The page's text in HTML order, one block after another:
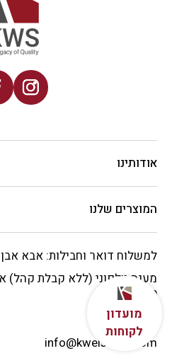
אודותינו
המוצרים שלנו
למשלוח דואר וחבילות: אבא אבן 15 הרצליה ת.ד 2199
17:00
09-9566550
info@kweiss-ltd.com
מועדון
לקוחות